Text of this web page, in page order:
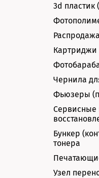
3d
Распродажа
Картриджи
Чернила
Фьюзеры
Сервисные
Бункер
тонера
Узел